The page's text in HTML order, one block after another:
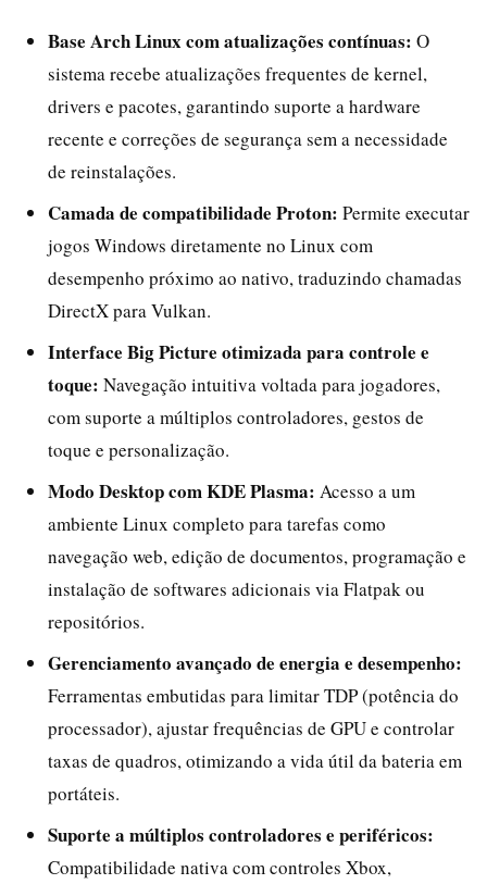
Base Arch Linux com atualizações contínuas: O
sistema recebe atualizações frequentes de kernel,
drivers e pacotes, garantindo suporte a hardware
recente e correções de segurança sem a necessidade
de reinstalações.
Camada de compatibilidade Proton: Permite executar
jogos Windows diretamente no Linux com
desempenho próximo ao nativo, traduzindo chamadas
DirectX para Vulkan.
Interface Big Picture otimizada para controle e
toque: Navegação intuitiva voltada para jogadores,
com suporte a múltiplos controladores, gestos de
toque e personalização.
Modo Desktop com KDE Plasma: Acesso a um
ambiente Linux completo para tarefas como
navegação web, edição de documentos, programação e
instalação de softwares adicionais via Flatpak ou
repositórios.
Gerenciamento avançado de energia e desempenho:
Ferramentas embutidas para limitar TDP (potência do
processador), ajustar frequências de GPU e controlar
taxas de quadros, otimizando a vida útil da bateria em
portáteis.
Suporte a múltiplos controladores e periféricos:
Compatibilidade nativa com controles Xbox,